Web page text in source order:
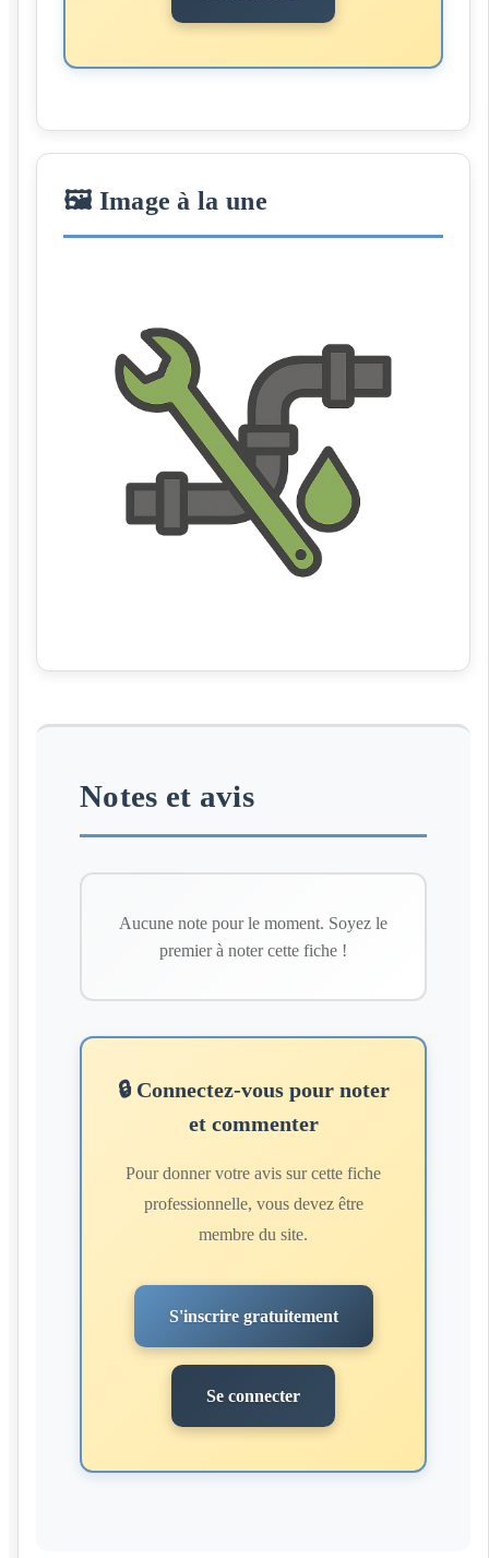
🖼️ Image à la une
Notes et avis
Aucune note pour le moment. Soyez le
premier à noter cette fiche !
🔒 Connectez-vous pour noter
et commenter
Pour donner votre avis sur cette fiche
professionnelle, vous devez être
membre du site.
S'inscrire gratuitement
Se connecter